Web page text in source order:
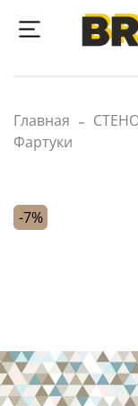
Главная
Фартуки
-7%